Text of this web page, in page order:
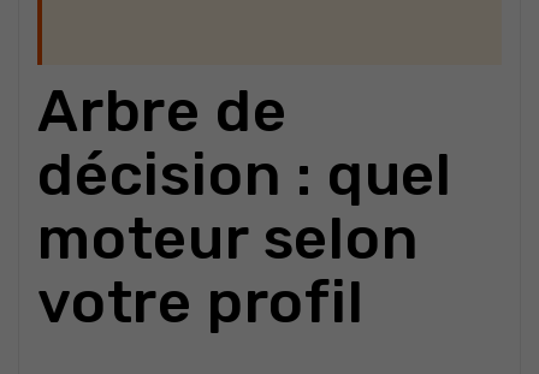
Arbre de
décision : quel
moteur selon
votre profil